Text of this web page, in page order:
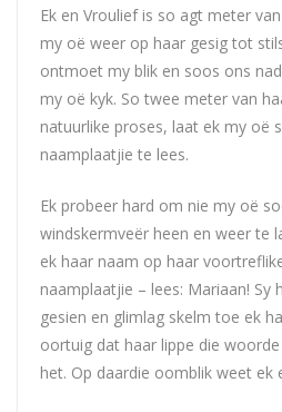
Ek en Vroulief is so agt meter
my oë weer op haar gesig tot
ontmoet my blik en soos ons
my oë kyk. So twee meter van
natuurlike proses, laat ek my oë
naamplaatjie te lees.
Ek probeer hard om nie my oë
windskermveër heen en weer te
ek haar naam op haar
naamplaatjie – lees: Mariaan! Sy
gesien en glimlag skelm toe ek
oortuig dat haar lippe die woorde
het. Op daardie oomblik weet ek